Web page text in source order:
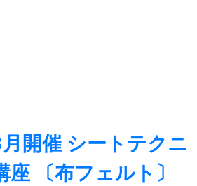
月開催 シートテクニ
座 〔布フェルト〕